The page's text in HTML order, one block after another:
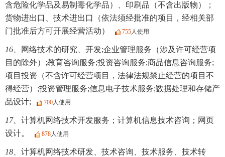
含危险化学品及易制毒化学品）、印刷品（不含出版物）；
货物进出口、技术进出口（依法须经批准的项目，经相关部
门批准后方可开展经营活动）
755人使用
16、
网络技术的研究、开发;企业管理服务（涉及许可经营项
目的除外）;教育咨询服务;投资咨询服务;商品信息咨询服务;
项目投资（不含许可经营项目，法律法规禁止经营的项目不
得经营）;投资管理服务;信息电子技术服务;数据处理和存储产
品设计;
700人使用
17、 计算机网络技术开发服务；计算机信息技术咨询；网页
设计。
878人使用
18、 计算机网络技术研发、技术咨询、技术服务、技术转